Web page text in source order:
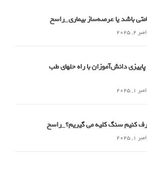
باشد یا عرصه‌ساز بیماری_راسخ
2, 2025
دانش‌آموزان با راه حلهای طب
1, 2025
1, 2025